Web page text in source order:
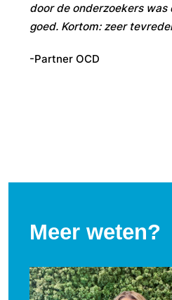
door de onderzoekerswas
goed. Kortom: zeer
-Partner OCD
Meer weten?